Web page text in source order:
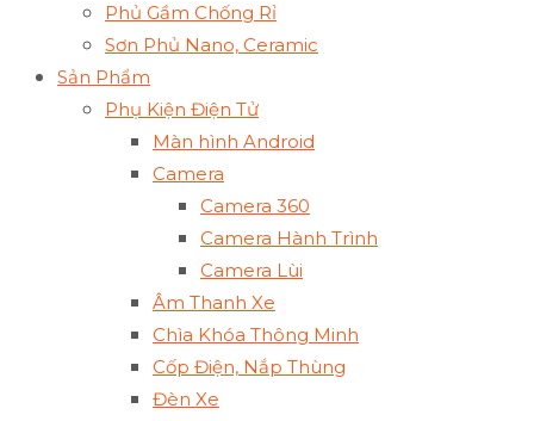
Phủ Gầm Chống Rỉ
Sơn Phủ Nano, Ceramic
Sản Phẩm
Phụ Kiện Điện Tử
Màn hình Android
Camera
Camera 360
Camera Hành Trình
Camera Lùi
Âm Thanh Xe
Chìa Khóa Thông Minh
Cốp Điện, Nắp Thùng
Đèn Xe